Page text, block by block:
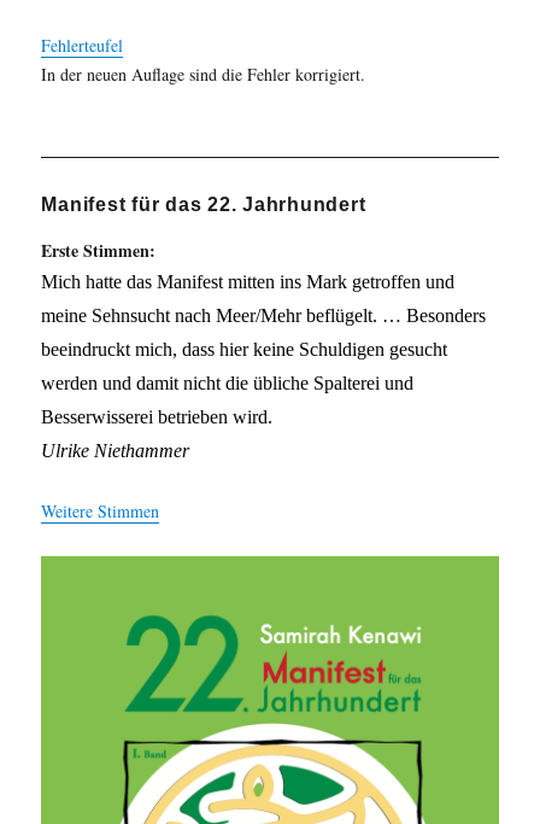
Fehlerteufel
In der neuen Auflage sind die Fehler korrigiert.
Manifest für das 22. Jahrhundert
Erste Stimmen:
Mich hatte das Manifest mitten ins Mark getroffen und
meine Sehnsucht nach Meer/Mehr beflügelt. … Besonders
beeindruckt mich, dass hier keine Schuldigen gesucht
werden und damit nicht die übliche Spalterei und
Besserwisserei betrieben wird.
Ulrike Niethammer
Weitere Stimmen